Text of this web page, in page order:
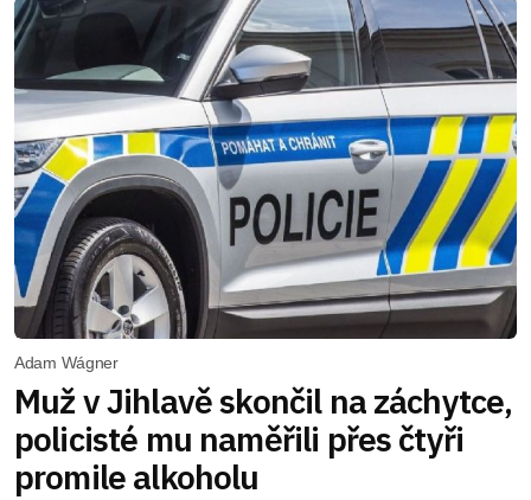
Adam Wágner
Muž v Jihlavě skončil na záchytce,
policisté mu naměřili přes čtyři
promile alkoholu